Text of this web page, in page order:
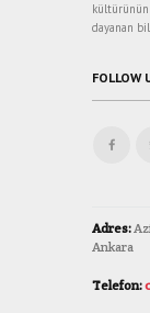
dayanan
FOLLOW
Adres:
Ankara
Telefon: